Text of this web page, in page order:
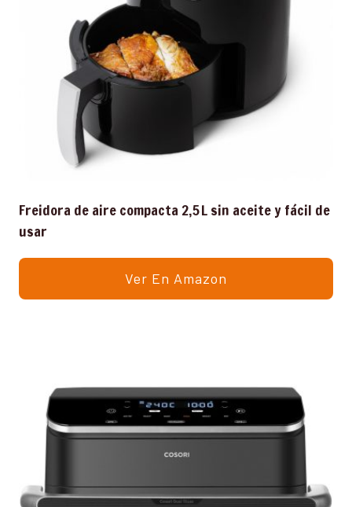
Freidora de aire compacta 2,5 L sin aceite y fácil de
usar
Ver En Amazon